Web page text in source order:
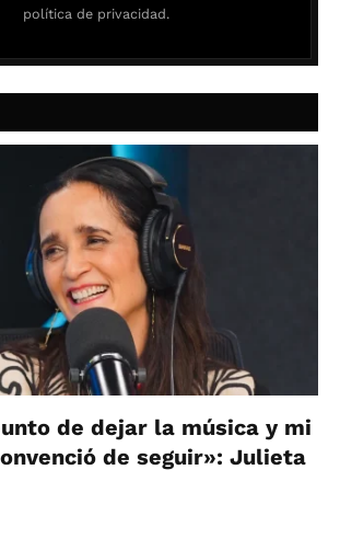
política de privacidad.
de dejar la música y mi
de seguir»: Julieta